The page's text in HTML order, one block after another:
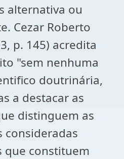
alternativa ou
Cezar Roberto
p. 145) acredita
"sem nenhuma
doutrinária,
a destacar as
distinguem as
consideradas
que constituem